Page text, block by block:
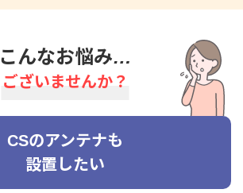
こんなお悩み…
ございませんか？
CSのアンテナも
設置したい